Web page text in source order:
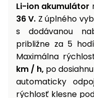
Li-ion akumulátor
36 V. Z úplného
s dodávanou
približne za 5
Maximálna
km / h, po
automaticky
rýchlosť klesne